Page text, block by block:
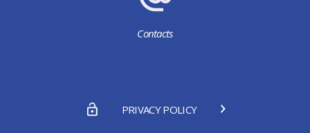
Contacts
PRIVACY POLICY